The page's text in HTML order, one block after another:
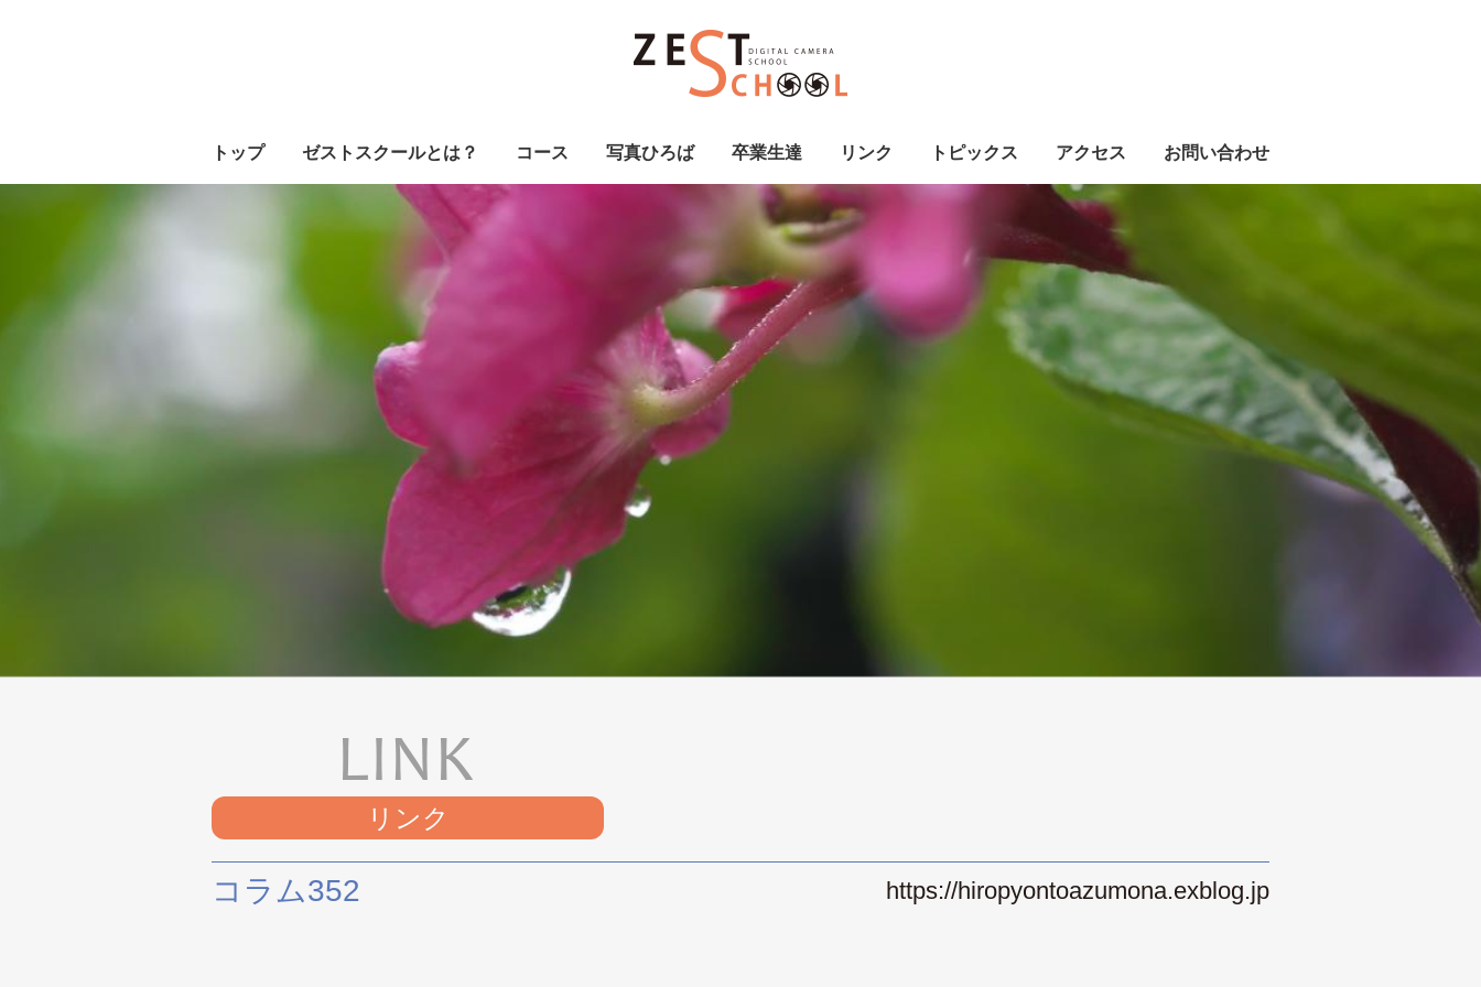
トップ ゼストスクールとは？ コース 写真ひろば 卒業生達 リンク トピックス アクセス お問い合わせ
リンク
コラム352 https://hiropyontoazumona.exblog.jp